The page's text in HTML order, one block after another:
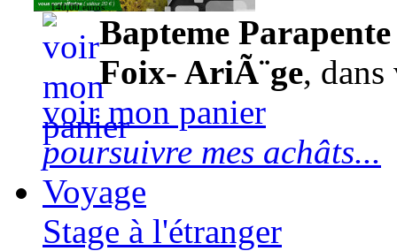
140,00 euros
Bapteme
Foix- AriÃ¨ge,
voir mon panier
poursuivre mes achâts...
Voyage
Stage à l'étranger